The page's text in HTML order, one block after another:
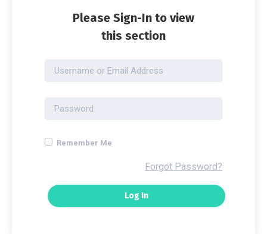
Please Sign-In to view
this section
Remember Me
Forgot Password?